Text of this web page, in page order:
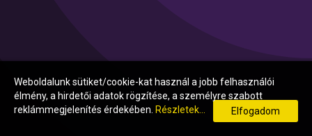
Weboldalunk sütiket/cookie-kat használ a jobb felhasználói
élmény, a hirdetői adatok rögzítése, a személyre szabott
reklámmegjelenítés érdekében. Részletek... Elfogadom